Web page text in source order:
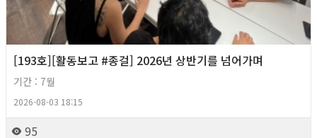
[193호][활동보고 #종걸] 2026년 상반기를 넘어가며
기간 : 7월
2026-08-03 18:15
95